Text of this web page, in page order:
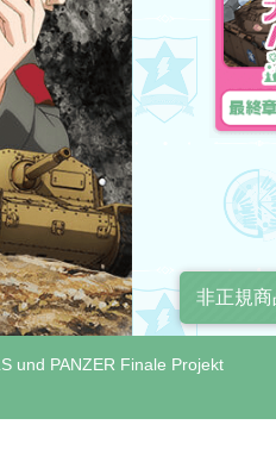
非正規
und PANZER Finale Projekt